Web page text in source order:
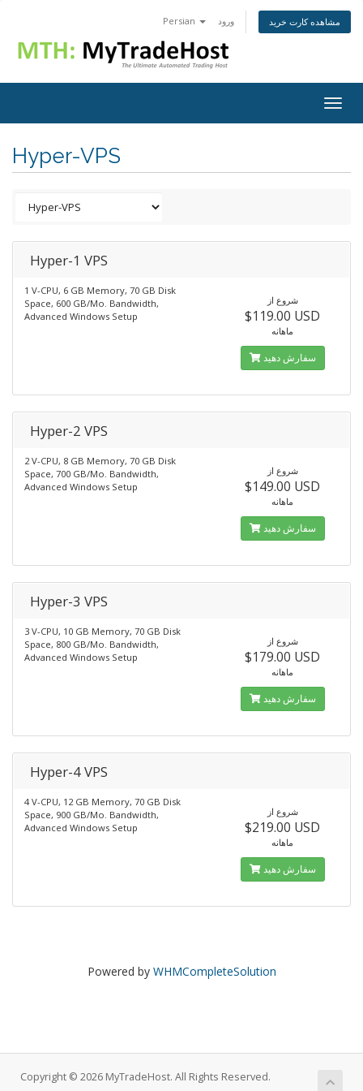
Persian ورود مشاهده کارت خرید
Hyper-VPS
Hyper-1 VPS
1 V-CPU, 6 GB Memory, 70 GB Disk
Space, 600 GB/Mo. Bandwidth,
Advanced Windows Setup
شروع از
$119.00 USD
ماهانه
سفارش دهید
Hyper-2 VPS
2 V-CPU, 8 GB Memory, 70 GB Disk
Space, 700 GB/Mo. Bandwidth,
Advanced Windows Setup
شروع از
$149.00 USD
ماهانه
سفارش دهید
Hyper-3 VPS
3 V-CPU, 10 GB Memory, 70 GB Disk
Space, 800 GB/Mo. Bandwidth,
Advanced Windows Setup
شروع از
$179.00 USD
ماهانه
سفارش دهید
Hyper-4 VPS
4 V-CPU, 12 GB Memory, 70 GB Disk
Space, 900 GB/Mo. Bandwidth,
Advanced Windows Setup
شروع از
$219.00 USD
ماهانه
سفارش دهید
Powered by WHMCompleteSolution
Copyright © 2026 MyTradeHost. All Rights Reserved.